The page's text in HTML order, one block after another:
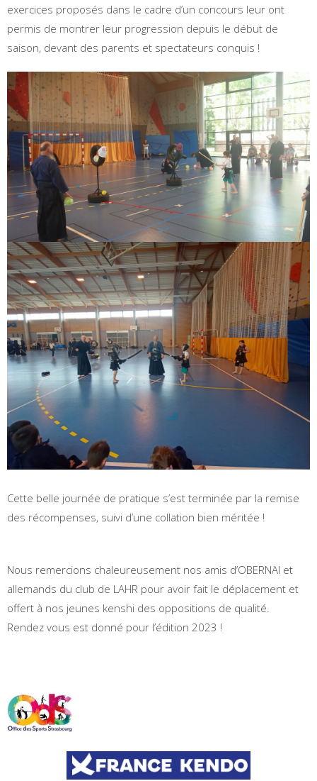
exercices proposés dans le cadre d’un concours leur ont
permis de montrer leur progression depuis le début de
saison, devant des parents et spectateurs conquis !
Cette belle journée de pratique s’est terminée par la remise
des récompenses, suivi d’une collation bien méritée !
Nous remercions chaleureusement nos amis d’OBERNAI et
allemands du club de LAHR pour avoir fait le déplacement et
offert à nos jeunes kenshi des oppositions de qualité.
Rendez vous est donné pour l’édition 2023 !